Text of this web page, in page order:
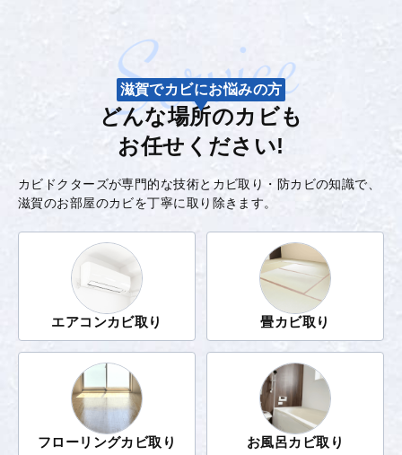
滋賀でカビにお悩みの方
どんな場所のカビも
お任せください!
カビドクターズが専門的な技術とカビ取り・防カビの知識で、
滋賀のお部屋のカビを丁寧に取り除きます。
エアコンカビ取り 畳カビ取り
フローリングカビ取り お風呂カビ取り